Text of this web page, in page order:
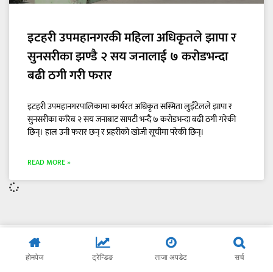
इटहरी उपमहानगरकी महिला अधिकृतले झापा र
सुनसरीका झण्डै २ सय जनालाई ७ करोडभन्दा
बढी ठगी गरी फरार
इटहरी उपमहानगरपालिकामा कार्यरत अधिकृत सस्मिता लुइँटेलले झापा र
सुनसरीका करिब २ सय जनाबाट सापटी भन्दै ७ करोडभन्दा बढी ठगी गरेकी
छिन्। हाल उनी फरार छन् र प्रहरीको खोजी सूचीमा परेकी छिन्।
READ MORE »
होमपेज ट्रेन्डिङ ताजा अपडेट सर्च